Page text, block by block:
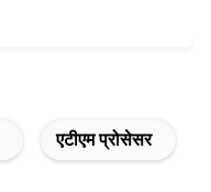
एटीएम प्रोसेसर